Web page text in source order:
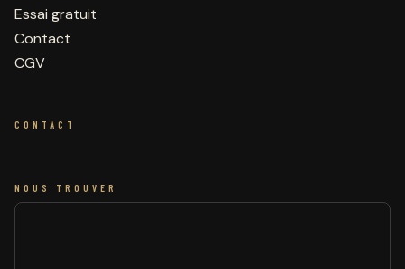
Essai gratuit
Contact
CGV
CONTACT
NOUS TROUVER